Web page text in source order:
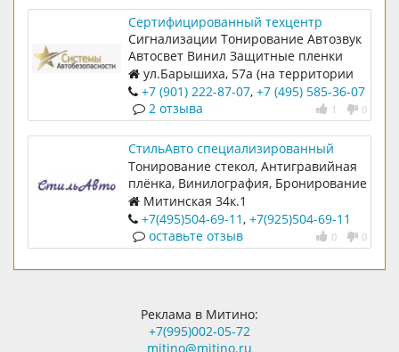
Сертифицированный техцентр
Системы автобезопасности
Сигнализации Тонирование Автозвук
Автосвет Винил Защитные пленки
ул.Барышиха, 57а (на территории
промбазы "Смит и К", налево под
шлагбаум.)
+7 (901) 222-87-07, +7 (495) 585-36-07
1 0
2 отзыва
СтильАвто специализированный
техцентр
Тонирование стекол, Антигравийная
плёнка, Винилография, Бронирование
Митинская 34к.1
+7(495)504-69-11, +7(925)504-69-11
0 0
оставьте отзыв
Реклама в Митино:
+7(995)002-05-72
mitino@mitino.ru